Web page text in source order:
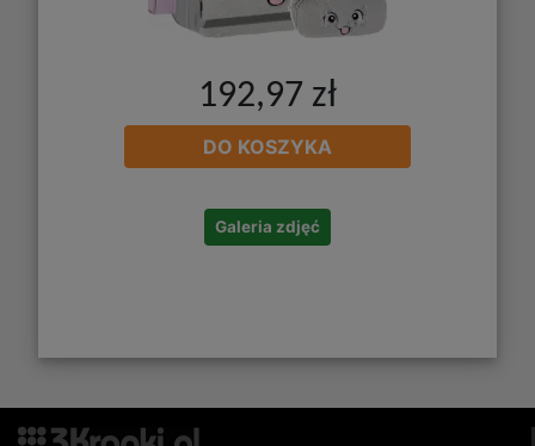
192,97 zł
DO KOSZYKA
Galeria zdjęć